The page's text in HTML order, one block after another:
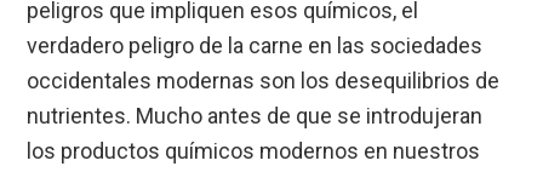
peligros que impliquen esos químicos, el
verdadero peligro de la carne en las sociedades
occidentales modernas son los desequilibrios de
nutrientes. Mucho antes de que se introdujeran
los productos químicos modernos en nuestros